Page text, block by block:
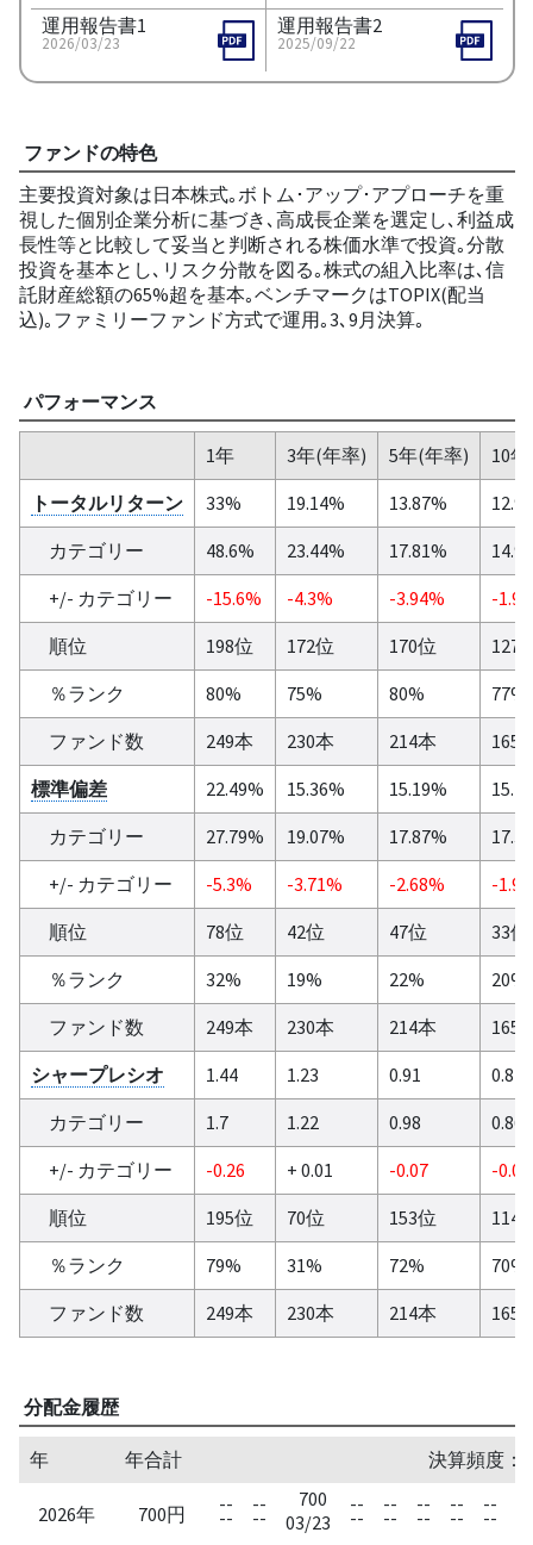
運用報告書1
2026/03/23
運用報告書2
2025/09/22
ファンドの特色
主要投資対象は日本株式｡ボトム･アップ･アプローチを重
視した個別企業分析に基づき､高成長企業を選定し､利益成
長性等と比較して妥当と判断される株価水準で投資｡分散
投資を基本とし､リスク分散を図る｡株式の組入比率は､信
託財産総額の65%超を基本｡ベンチマークはTOPIX(配当
込)｡ファミリーファンド方式で運用｡3､9月決算｡
パフォーマンス
1年 3年(年率) 5年(年率)
10
トータルリターン
33% 19.14% 13.87%
カテゴリー
48.6% 23.44% 17.81%
+/- カテゴリー
-15.6% -4.3% -3.94%
-
順位
198位 172位 170位
127
％ランク
80% 75% 80%
77%
ファンド数
249本 230本 214本
165
標準偏差
22.49% 15.36% 15.19%
カテゴリー
27.79% 19.07% 17.87%
+/- カテゴリー
-5.3% -3.71% -2.68%
-
順位
78位 42位 47位
33位
％ランク
32% 19% 22%
20%
ファンド数
249本 230本 214本
165
シャープレシオ
1.44 1.23 0.91
0.84
カテゴリー
1.7 1.22 0.98
0.86
+/- カテゴリー
-0.26 + 0.01 -0.07
-0.02
順位
195位 70位 153位
114
％ランク
79% 31% 72%
70%
ファンド数
249本 230本 214本 165
分配金履歴
年 年合計 決算頻度：
2026年 700円 --
--
--
--
700
03/23
--
--
--
--
--
--
--
--
--
--